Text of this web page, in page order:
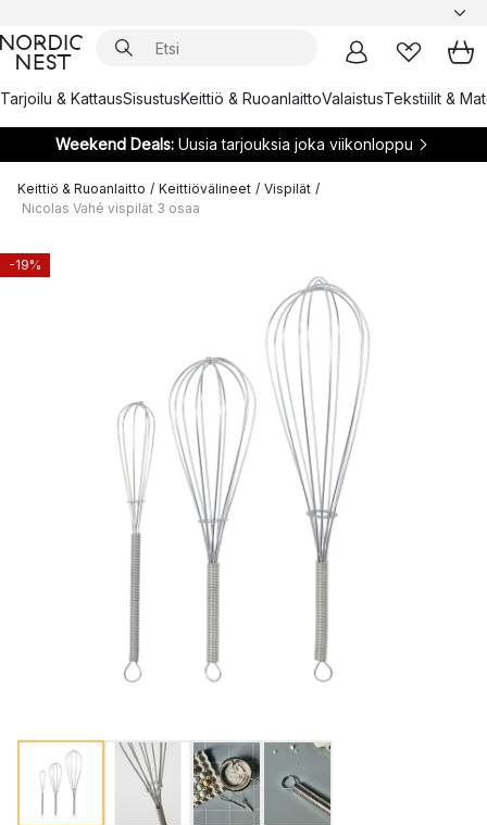
Tarjoilu & KattausSisustusKeittiö & RuoanlaittoValaistusTekstiilit &
Weekend Deals:Uusia tarjouksia joka viikonloppu
Keittiö & Ruoanlaitto / Keittiövälineet / Vispilät /
Nicolas Vahé vispilät 3 osaa
-19%